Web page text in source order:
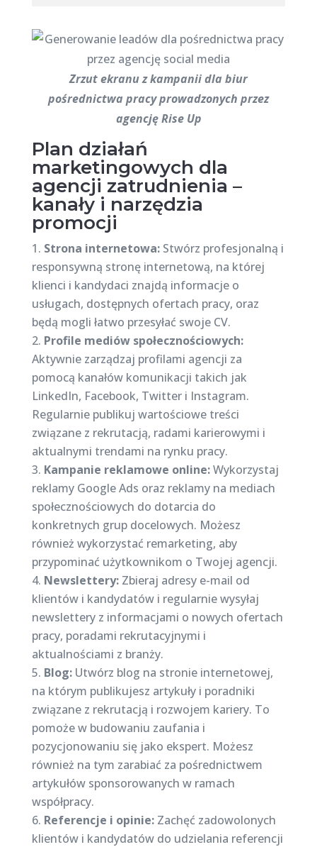
Zrzut ekranu z kampanii dla biur
pośrednictwa pracy prowadzonych przez
agencję Rise Up
Plan działań
marketingowych dla
agencji zatrudnienia –
kanały i narzędzia
promocji
Strona internetowa:Stwórz profesjonalną i
responsywną stronę internetową, na której
klienci i kandydaci znajdą informacje o
usługach, dostępnych ofertach pracy, oraz
będą mogli łatwo przesyłać swoje CV.
Profile mediów społecznościowych:
Aktywnie zarządzaj profilami agencji za
pomocą kanałów komunikacji takich jak
LinkedIn, Facebook, Twitter i Instagram.
Regularnie publikuj wartościowe treści
związane z rekrutacją, radami karierowymi i
aktualnymi trendami na rynku pracy.
Kampanie reklamowe online:Wykorzystaj
reklamy Google Ads oraz reklamy na mediach
społecznościowych do dotarcia do
konkretnych grup docelowych. Możesz
również wykorzystać remarketing, aby
przypominać użytkownikom o Twojej agencji.
Newslettery:Zbieraj adresy e-mail od
klientów i kandydatów i regularnie wysyłaj
newslettery z informacjami o nowych ofertach
pracy, poradami rekrutacyjnymi i
aktualnościami z branży.
Blog:Utwórz blog na stronie internetowej,
na którym publikujesz artykuły i poradniki
związane z rekrutacją i rozwojem kariery. To
pomoże w budowaniu zaufania i
pozycjonowaniu się jako ekspert. Możesz
również na tym zarabiać za pośrednictwem
artykułów sponsorowanych w ramach
współpracy.
Referencje i opinie:Zachęć zadowolonych
klientów i kandydatów do udzielania referencji